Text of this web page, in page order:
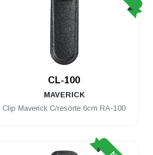
CL-100
MAVERICK
Clip Maverick C/resorte 6cm RA-100